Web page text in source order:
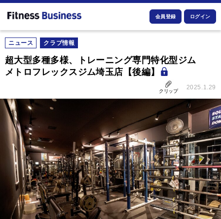
会員登録 ログイン
ニュース クラブ情報
超大型多種多様、トレーニング専門特化型ジム
メトロフレックスジム埼玉店【後編】
クリップ
2025.1.29